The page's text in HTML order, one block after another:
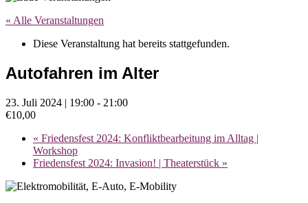
« Alle Veranstaltungen
Diese Veranstaltung hat bereits stattgefunden.
Autofahren im Alter
23. Juli 2024 | 19:00 - 21:00
€10,00
« Friedensfest 2024: Konfliktbearbeitung im Alltag |
Workshop
Friedensfest 2024: Invasion! | Theaterstück »